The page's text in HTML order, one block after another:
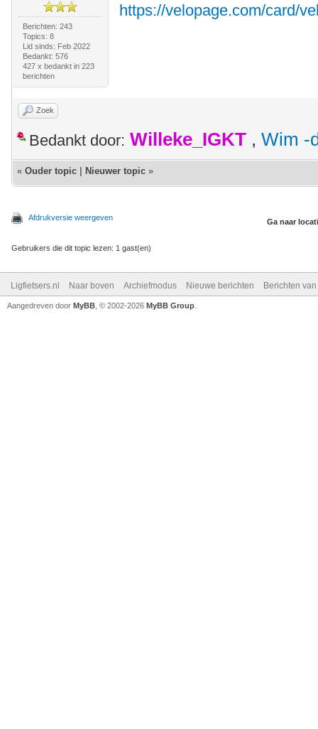
Berichten: 243
Topics: 8
Lid sinds: Feb 2022
Bedankt: 576
427 x bedankt in 223
berichten
https://velopage.com/card/
Zoek
Bedankt door: Willeke_IGKT , Wim -
« Ouder topic Nieuwer topic »
Afdrukversie weergeven Ga naar
Gebruikers die dit topic lezen: 1 gast(en)
Ligfietsers.nl Naar boven Archiefmodus Nieuwe berichten Berichten
Aangedreven door MyBB , © 2002-2026 MyBB Group